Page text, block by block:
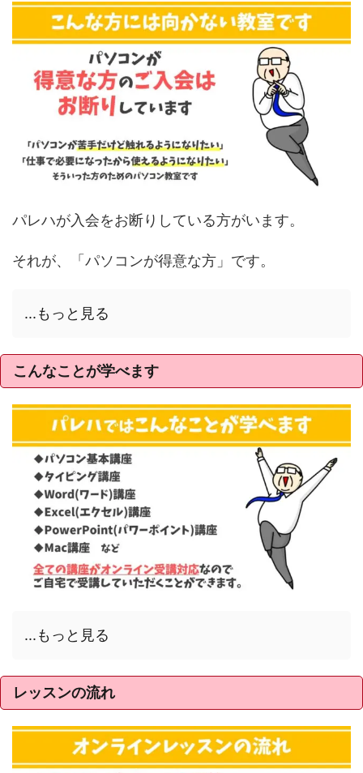
パレハが入会をお断りしている方がいます。
それが、「パソコンが得意な方」です。
...もっと見る
こんなことが学べます
...もっと見る
レッスンの流れ